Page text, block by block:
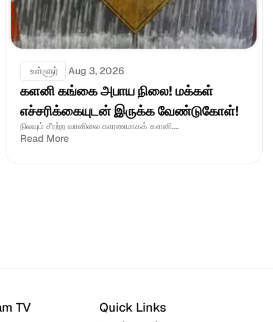
உள்ளூர் Aug 3, 2026
களனி கங்கை அபாய நிலை! மக்கள்
எச்சரிக்கையுடன் இருக்க வேண்டுகோள்!
நிலவும் சீரற்ற வானிலை காரணமாகக் களனி....
Read More
TV Quick Links